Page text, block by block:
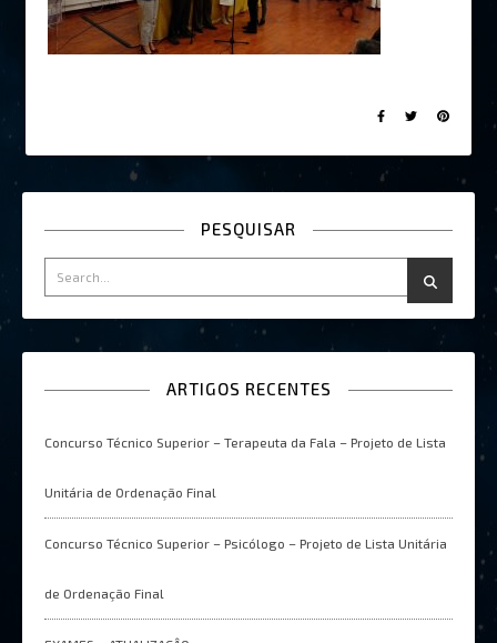
PESQUISAR
ARTIGOS RECENTES
Concurso Técnico Superior – Terapeuta da Fala – Projeto de Lista
Unitária de Ordenação Final
Concurso Técnico Superior – Psicólogo – Projeto de Lista Unitária
de Ordenação Final